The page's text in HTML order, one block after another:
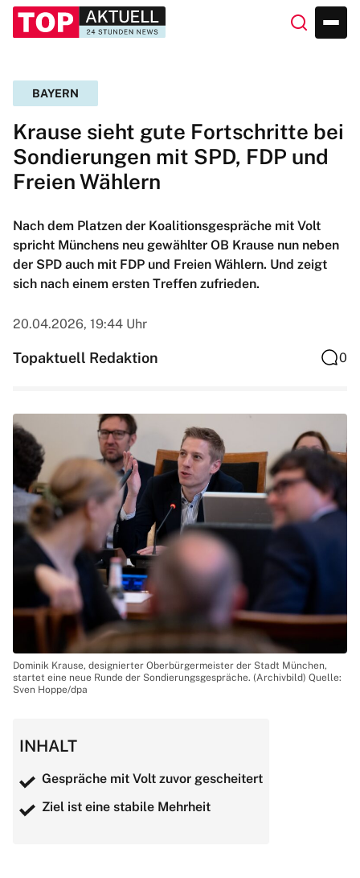
BAYERN
Krause sieht gute Fortschritte bei
Sondierungen mit SPD, FDP und
Freien Wählern
Nach dem Platzen der Koalitionsgespräche mit Volt
spricht Münchens neu gewählter OB Krause nun neben
der SPD auch mit FDP und Freien Wählern. Und zeigt
sich nach einem ersten Treffen zufrieden.
20.04.2026, 19:44 Uhr
Topaktuell Redaktion 0
Dominik Krause, designierter Oberbürgermeister der Stadt München,
startet eine neue Runde der Sondierungsgespräche. (Archivbild) Quelle:
Sven Hoppe/dpa
INHALT
Gespräche mit Volt zuvor gescheitert
Ziel ist eine stabile Mehrheit